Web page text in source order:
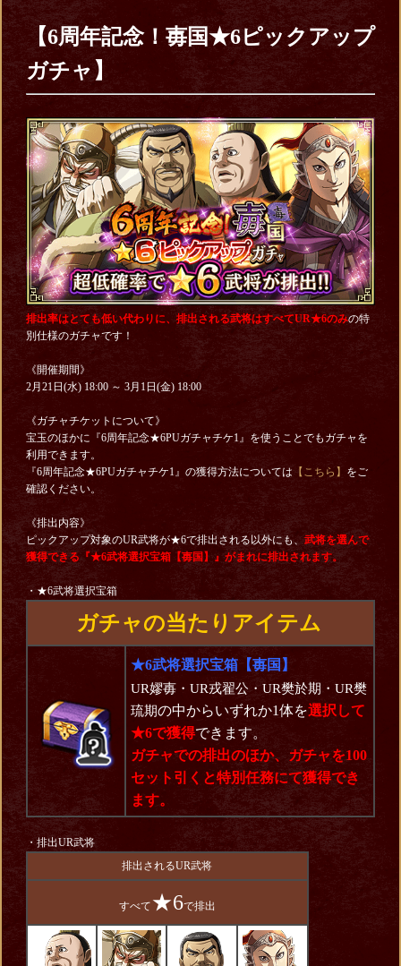
【6周年記念！毐国★6ピックアップ
ガチャ】
排出率はとても低い代わりに、排出される武将はすべてUR★6のみの特
別仕様のガチャです！
《開催期間》
2月21日(水) 18:00 ～ 3月1日(金) 18:00
《ガチャチケットについて》
宝玉のほかに『6周年記念★6PUガチャチケ1』を使うことでもガチャを
利用できます。
『6周年記念★6PUガチャチケ1』の獲得方法については 【こちら】 をご
確認ください。
《排出内容》
ピックアップ対象のUR武将が★6で排出される以外にも、 武将を選んで
獲得できる『★6武将選択宝箱【毐国】』がまれに排出されます。
・★6武将選択宝箱
ガチャの当たりアイテム
★6武将選択宝箱【毐国】
UR嫪毐・UR戎翟公・UR樊於期・UR樊
琉期の中からいずれか1体を選択して
★6で獲得できます。
ガチャでの排出のほか、ガチャを100
セット引くと特別任務にて獲得でき
ます。
・排出UR武将
排出されるUR武将
すべて ★6で排出